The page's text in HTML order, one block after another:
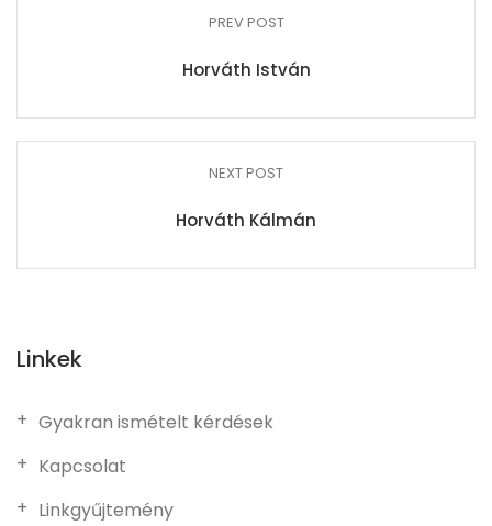
PREV POST
Horváth István
NEXT POST
Horváth Kálmán
Linkek
Gyakran ismételt kérdések
Kapcsolat
Linkgyűjtemény